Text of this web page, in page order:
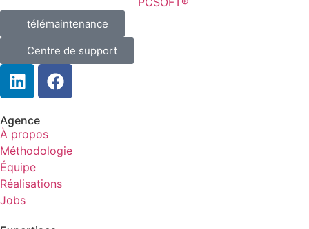
télémaintenance
Centre de support
Agence
À propos
Méthodologie
Équipe
Réalisations
Jobs